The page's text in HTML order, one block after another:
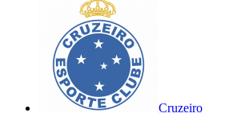
Cruzeiro